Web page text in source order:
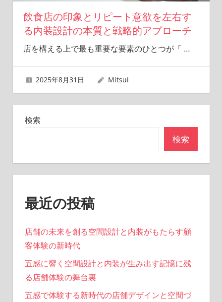
飲食店の印象とリピート意欲を左右す
る内装設計の本質と戦略的アプローチ
店を構える上で最も重要な要素のひとつが「 …
2025年8月31日 Mitsui
検索
検索
最近の投稿
店舗の未来を創る空間設計と内装がもたらす顧
客体験の新時代
五感に響く空間設計と内装が生み出す記憶に残
る店舗体験の舞台裏
五感で体験する新時代の店舗デザインと空間づ